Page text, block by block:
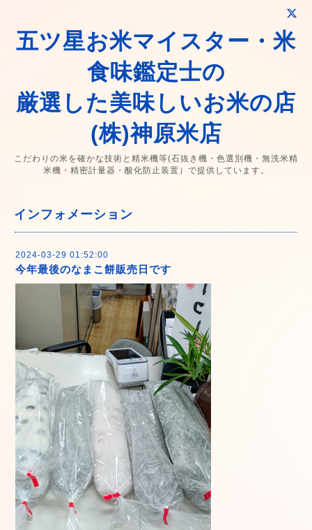
五ツ星お米マイスター・米
食味鑑定士の
厳選した美味しいお米の店
(株)神原米店
こだわりの米を確かな技術と精米機等(石抜き機・色選別機・無洗米精
米機・精密計量器・酸化防止装置）で提供しています。
インフォメーション
2024-03-29 01:52:00
今年最後のなまこ餅販売日です